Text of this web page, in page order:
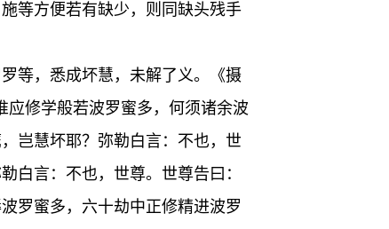
等方便若有缺少，则同缺头残手
等，悉成坏慧，未解了义。《摄
应修学般若波罗蜜多，何须诸余波
岂慧坏耶？弥勒白言：不也，世
白言：不也，世尊。世尊告曰：
罗蜜多，六十劫中正修精进波罗